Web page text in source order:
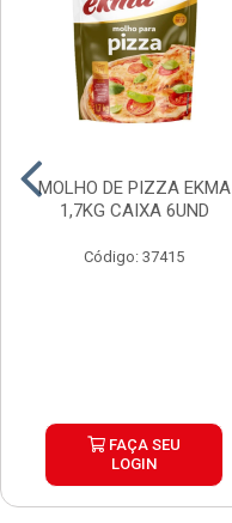
MOLHO DE PIZZA EKMA
1,7KG CAIXA 6UND
Código: 37415
FAÇA SEU
LOGIN